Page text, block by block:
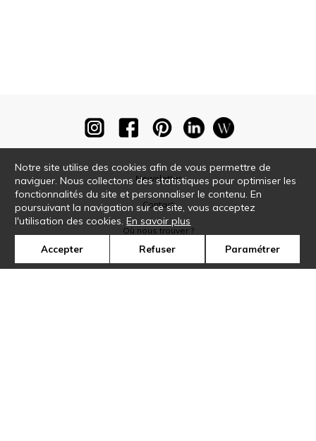
Newsletter
Contact
Où nous trouver ?
Notre site utilise des cookies afin de vous permettre de
naviguer. Nous collectons des statistiques pour optimiser les
fonctionnalités du site et personnaliser le contenu. En
poursuivant la navigation sur ce site, vous acceptez
l'utilisation des cookies.En savoir plus
Accepter Refuser Paramétrer